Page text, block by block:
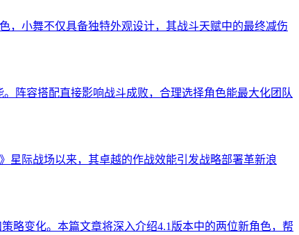
，小舞不仅具备独特外观设计，其战斗天赋中的最终减伤
阵容搭配直接影响战斗成败，合理选择角色能最大化团队
星际战场以来，其卓越的作战效能引发战略部署革新浪
略变化。本篇文章将深入介绍4.1版本中的两位新角色，帮